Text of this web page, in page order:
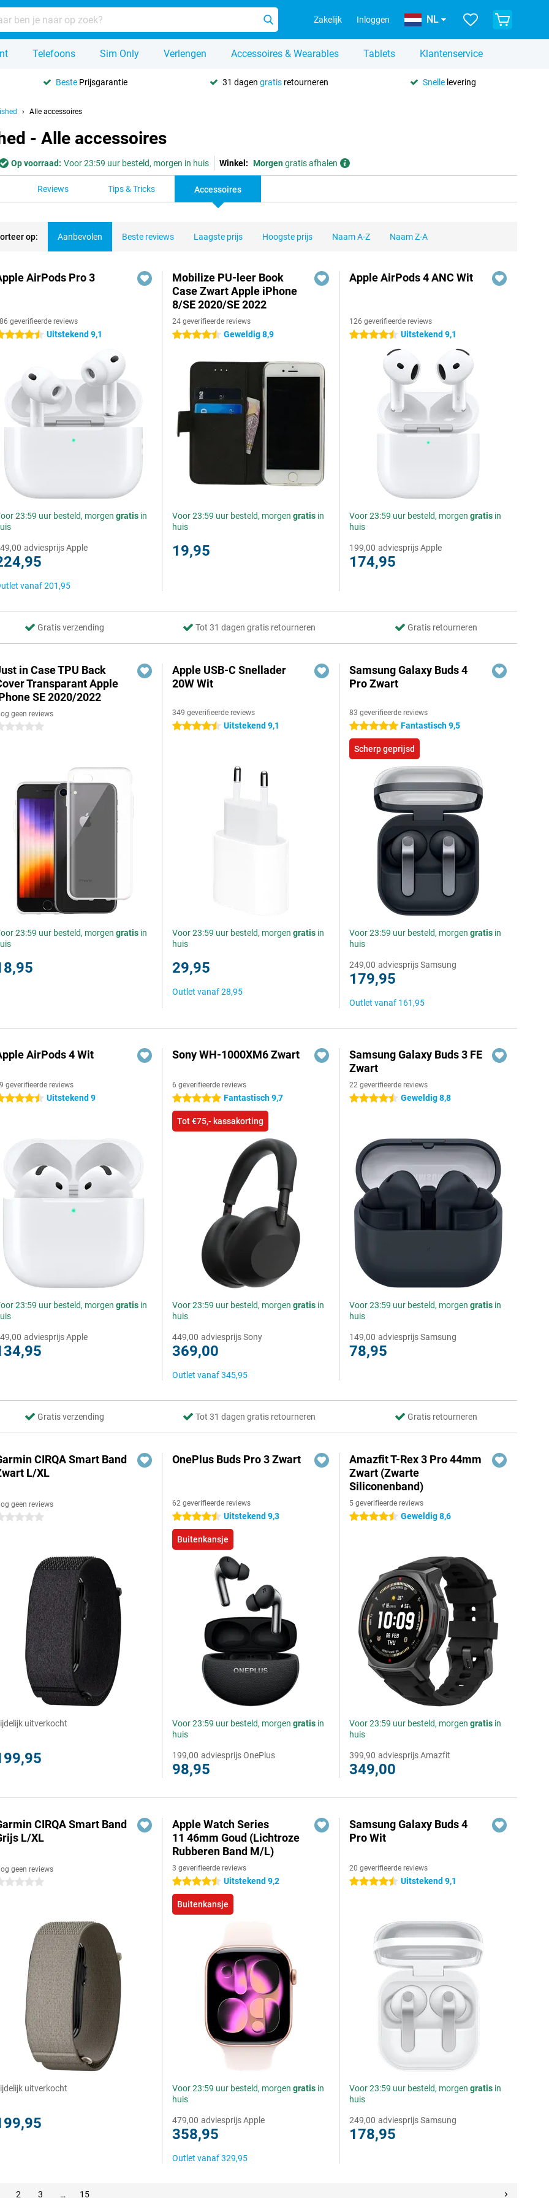
Zakelijk Inloggen NL
Telefoons Sim Only Verlengen Accessoires & Wearables Tablets Klantenservice
Beste Prijsgarantie 31 dagen gratisretourneren Snellelevering
Alle accessoires
- Alle accessoires
Op voorraad: Voor 23:59 uur besteld, morgen in huis Winkel: Morgengratis afhalen
Reviews Tips & Tricks Accessoires
op: Aanbevolen Beste reviews Laagste prijs Hoogste prijs Naam A-Z Naam Z-A
AirPods Pro 3
geverifieerde reviews
sterren Uitstekend 9,1
23:59 uur besteld, morgen gratis in
adviesprijs Apple
vanaf201,95
Mobilize PU-leer Book
Case Zwart Apple iPhone
8/SE 2020/SE 2022
24 geverifieerde reviews
4.5 sterren Geweldig 8,9
Voor 23:59 uur besteld, morgengratis in
huis
19,95
Apple AirPods 4 ANC Wit
126 geverifieerde reviews
4.5 sterren Uitstekend 9,1
Voor 23:59 uur besteld, morgengratis in
huis
199,00 adviesprijs Apple
174,95
Gratis verzending Tot 31 dagen gratis retourneren Gratis retourneren
in Case TPU Back
Transparant Apple
SE 2020/2022
geen reviews
sterren
23:59 uur besteld, morgen gratis in
Apple USB-C Snellader
20W Wit
349 geverifieerde reviews
4.5 sterren Uitstekend 9,1
Voor 23:59 uur besteld, morgengratis in
huis
29,95
Outlet vanaf28,95
Samsung Galaxy Buds 4
Pro Zwart
83 geverifieerde reviews
5 sterren Fantastisch 9,5
Scherp geprijsd
Voor 23:59 uur besteld, morgengratis in
huis
249,00 adviesprijs Samsung
179,95
Outlet vanaf 161,95
AirPods 4 Wit
geverifieerde reviews
sterren Uitstekend 9
23:59 uur besteld, morgen gratis in
adviesprijs Apple
Sony WH-1000XM6 Zwart
6 geverifieerde reviews
5 sterren Fantastisch 9,7
Tot €75,- kassakorting
Voor 23:59 uur besteld, morgengratis in
huis
449,00 adviesprijs Sony
369,00
Outlet vanaf345,95
Samsung Galaxy Buds 3 FE
Zwart
22 geverifieerde reviews
4.5 sterren Geweldig 8,8
Voor 23:59 uur besteld, morgengratis in
huis
149,00 adviesprijs Samsung
78,95
Gratis verzending Tot 31 dagen gratis retourneren Gratis retourneren
CIRQA Smart Band
L/XL
geen reviews
sterren
uitverkocht
OnePlus Buds Pro 3 Zwart
62 geverifieerde reviews
4.5 sterren Uitstekend 9,3
Buitenkansje
Voor 23:59 uur besteld, morgengratis in
huis
199,00 adviesprijs OnePlus
98,95
Amazfit T-Rex 3 Pro 44mm
Zwart (Zwarte
Siliconenband)
5 geverifieerde reviews
4.5 sterren Geweldig 8,6
Voor 23:59 uur besteld, morgengratis in
huis
399,90 adviesprijs Amazfit
349,00
CIRQA Smart Band
L/XL
geen reviews
sterren
uitverkocht
Apple Watch Series
11 46mm Goud (Lichtroze
Rubberen Band M/L)
3 geverifieerde reviews
4.5 sterren Uitstekend 9,2
Buitenkansje
Voor 23:59 uur besteld, morgengratis in
huis
479,00 adviesprijs Apple
358,95
Outlet vanaf329,95
Samsung Galaxy Buds 4
Pro Wit
20 geverifieerde reviews
4.5 sterren Uitstekend 9,1
Voor 23:59 uur besteld, morgengratis in
huis
249,00 adviesprijs Samsung
178,95
2 3 … 15